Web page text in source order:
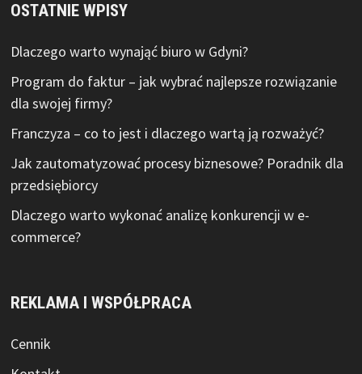
OSTATNIE WPISY
Dlaczego warto wynająć biuro w Gdyni?
Program do faktur – jak wybrać najlepsze rozwiązanie
dla swojej firmy?
Franczyza – co to jest i dlaczego wartą ją rozważyć?
Jak zautomatyzować procesy biznesowe? Poradnik dla
przedsiębiorcy
Dlaczego warto wykonać analizę konkurencji w e-
commerce?
REKLAMA I WSPÓŁPRACA
Cennik